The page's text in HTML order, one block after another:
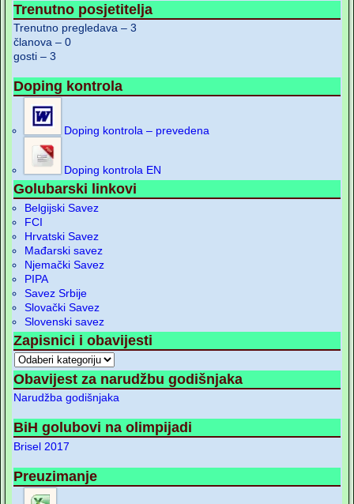
Trenutno posjetitelja
Trenutno pregledava – 3
članova – 0
gosti – 3
Doping kontrola
Doping kontrola – prevedena
Doping kontrola EN
Golubarski linkovi
Belgijski Savez
FCI
Hrvatski Savez
Mađarski savez
Njemački Savez
PIPA
Savez Srbije
Slovački Savez
Slovenski savez
Zapisnici i obavijesti
Obavijest za narudžbu godišnjaka
Narudžba godišnjaka
BiH golubovi na olimpijadi
Brisel 2017
Preuzimanje